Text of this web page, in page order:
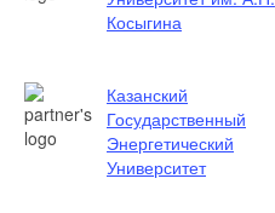
Косыгина
Казанский
Государственный
Энергетический
Университет